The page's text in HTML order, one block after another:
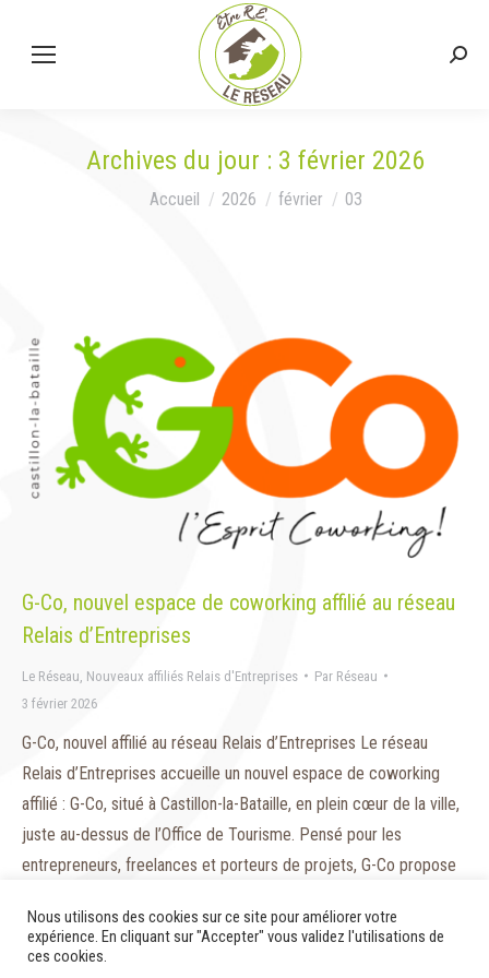
Archives du jour : 3 février 2026
Vous êtes ici :
Accueil 2026 février 03
G-Co, nouvel espace de coworking affilié au réseau
Relais d’Entreprises
Le Réseau Nouveaux affiliés Relais d'Entreprises Par Réseau
3 février 2026
G-Co, nouvel affilié au réseau Relais d’Entreprises Le réseau
Relais d’Entreprises accueille un nouvel espace de coworking
affilié : G-Co, situé à Castillon-la-Bataille, en plein cœur de la ville,
juste au-dessus de l’Office de Tourisme. Pensé pour les
entrepreneurs, freelances et porteurs de projets, G-Co propose
Nous utilisons des cookies sur ce site pour améliorer votre
expérience. En cliquant sur "Accepter" vous validez l'utilisations de
ces cookies.